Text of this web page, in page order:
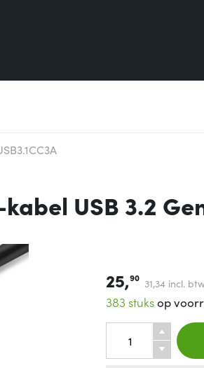
USB 3.2
25,90 31,34 incl.
383 stuksop